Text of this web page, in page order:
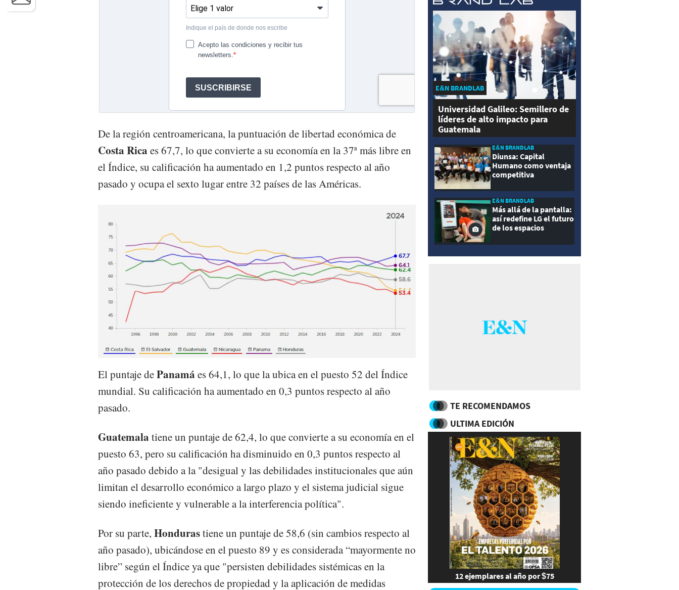
De la región centroamericana, la puntuación de libertad económica de
Costa Rica es 67,7, lo que convierte a su economía en la 37ª más libre en
el Índice, su calificación ha aumentado en 1,2 puntos respecto al año
pasado y ocupa el sexto lugar entre 32 países de las Américas.
El puntaje dePanamá es 64,1, lo que la ubica en el puesto 52 del Índice
mundial. Su calificación ha aumentado en 0,3 puntos respecto al año
pasado.
Guatemala tiene un puntaje de 62,4, lo que convierte a su economía en el
puesto 63, pero su calificación ha disminuido en 0,3 puntos respecto al
año pasado debido a la "desigual y las debilidades institucionales que aún
limitan el desarrollo económico a largo plazo y el sistema judicial sigue
siendo ineficiente y vulnerable a la interferencia política".
Por su parte, Hondurastiene un puntaje de 58,6 (sin cambios respecto al
año pasado), ubicándose en el puesto 89 y es considerada “mayormente no
libre” según el Índice ya que "persisten debilidades sistémicas en la
protección de los derechos de propiedad y la aplicación de medidas
E&N BRANDLAB
Universidad Galileo: Semillero de
líderes de alto impacto para
Guatemala
E&N BRANDLAB
Diunsa: Capital
Humano como ventaja
competitiva
E&N BRANDLAB
Más allá de la pantalla:
así redefine LG el futuro
de los espacios
TE RECOMENDAMOS
ULTIMA EDICIÓN
12 ejemplares al año por $75